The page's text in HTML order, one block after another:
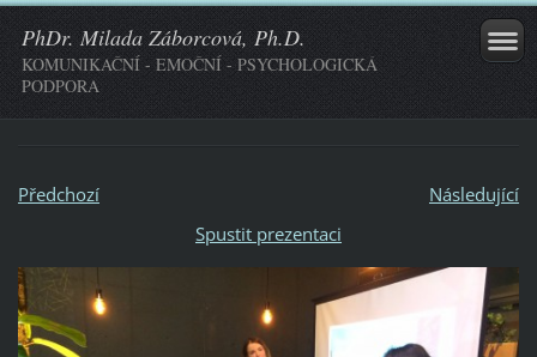
PhDr. Milada Záborcová, Ph.D.
KOMUNIKAČNÍ - EMOČNÍ - PSYCHOLOGICKÁ
PODPORA
Předchozí
Následující
Spustit prezentaci